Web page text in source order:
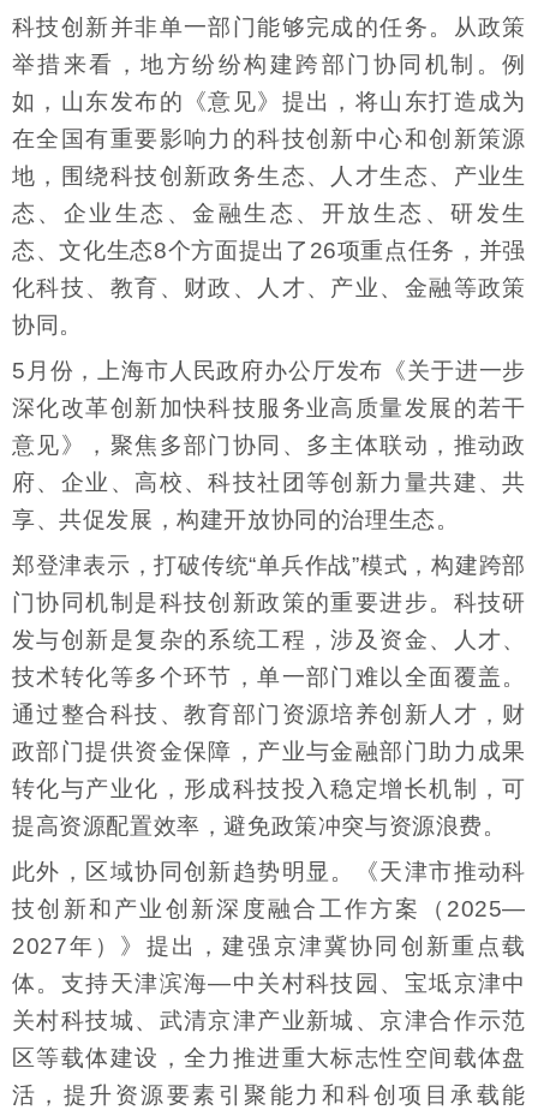
科技创新并非单一部门能够完成的任务。从政策
举措来看，地方纷纷构建跨部门协同机制。例
如，山东发布的《意见》提出，将山东打造成为
在全国有重要影响力的科技创新中心和创新策源
地，围绕科技创新政务生态、人才生态、产业生
态、企业生态、金融生态、开放生态、研发生
态、文化生态8个方面提出了26项重点任务，并强
化科技、教育、财政、人才、产业、金融等政策
协同。
5月份，上海市人民政府办公厅发布《关于进一步
深化改革创新加快科技服务业高质量发展的若干
意见》，聚焦多部门协同、多主体联动，推动政
府、企业、高校、科技社团等创新力量共建、共
享、共促发展，构建开放协同的治理生态。
郑登津表示，打破传统“单兵作战”模式，构建跨部
门协同机制是科技创新政策的重要进步。科技研
发与创新是复杂的系统工程，涉及资金、人才、
技术转化等多个环节，单一部门难以全面覆盖。
通过整合科技、教育部门资源培养创新人才，财
政部门提供资金保障，产业与金融部门助力成果
转化与产业化，形成科技投入稳定增长机制，可
提高资源配置效率，避免政策冲突与资源浪费。
此外，区域协同创新趋势明显。《天津市推动科
技创新和产业创新深度融合工作方案（2025—
2027年）》提出，建强京津冀协同创新重点载
体。支持天津滨海—中关村科技园、宝坻京津中
关村科技城、武清京津产业新城、京津合作示范
区等载体建设，全力推进重大标志性空间载体盘
活，提升资源要素引聚能力和科创项目承载能